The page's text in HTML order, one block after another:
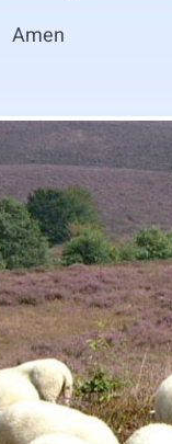
Amen